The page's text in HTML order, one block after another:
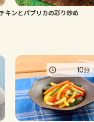
チキンとパプリカの彩り炒め
10分